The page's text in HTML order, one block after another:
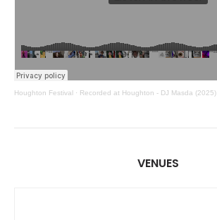
Houghton Festival · Recorded at Houghton - DJ Masda (2025)
VENUES